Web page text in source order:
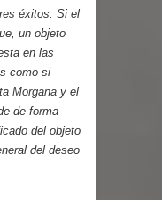
éxitos. Si el
un objeto
en las
como si
Morgana y el
de forma
del objeto
del deseo